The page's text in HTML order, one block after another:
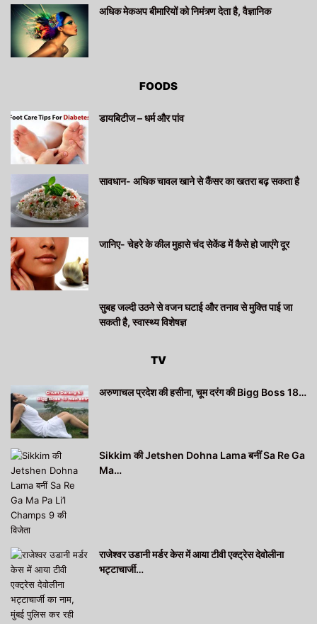
अधिक मेकअप बीमारियों को निमंत्र्ण देता है, वैज्ञानिक
FOODS
डायबिटीज – धर्म और पांव
सावधान- अधिक चावल खाने से कैंसर का खतरा बढ़ सकता है
जानिए- चेहरे के कील मुहासे चंद सेकेंड में कैसे हो जाएंगे दूर
सुबह जल्दी उठने से वजन घटाई और तनाव से मुक्ति पाई जा
सकती है, स्वास्थ्य विशेषज्ञ
TV
अरुणाचल प्रदेश की हसीना, चूम दरंग की Bigg Boss 18…
Sikkim की Jetshen Dohna Lama बनीं Sa Re Ga
Ma…
राजेश्वर उडानी मर्डर केस में आया टीवी एक्ट्रेस देवोलीना
भट्टाचार्जी…